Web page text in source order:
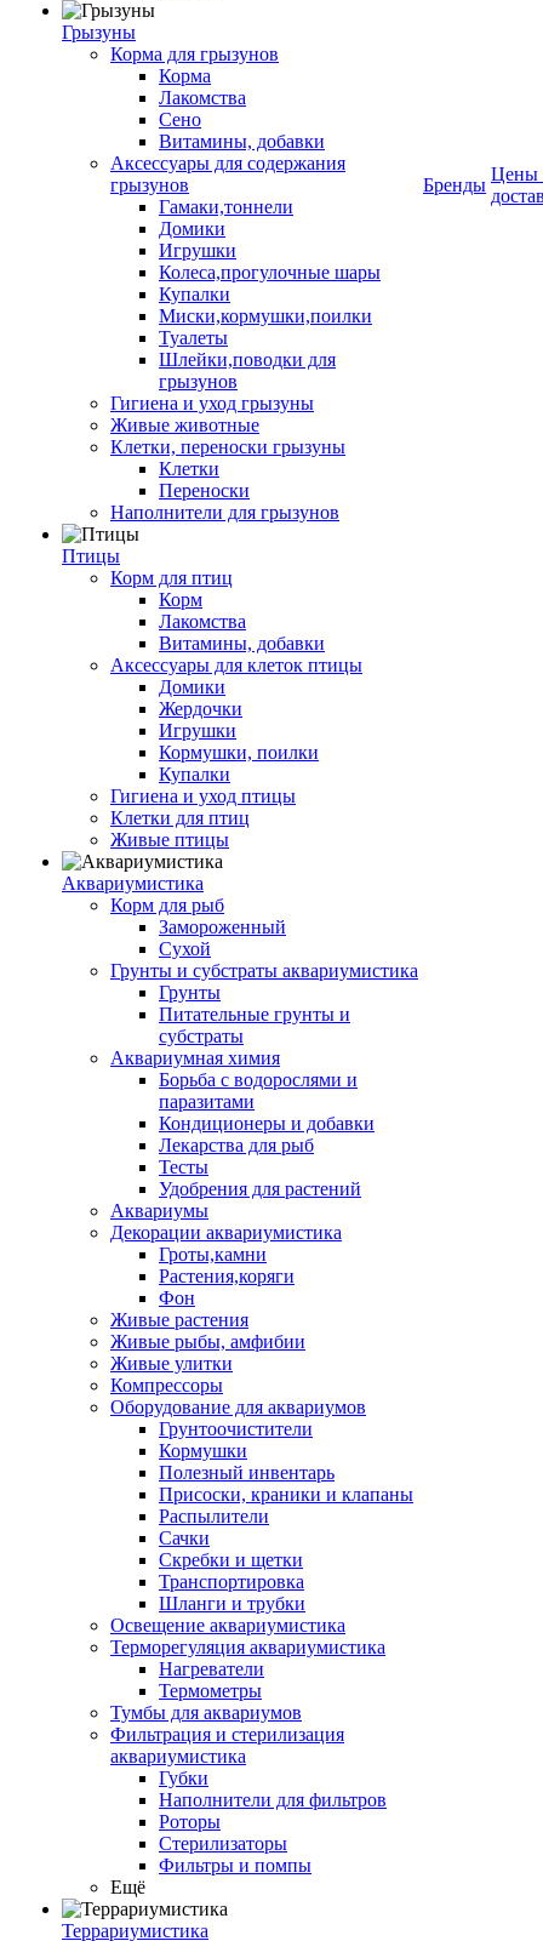
Грызуны
Корма для грызунов
Корма
Лакомства
Сено
Витамины, добавки
Аксессуары для содержания
грызунов
Гамаки,тоннели
Домики
Игрушки
Колеса,прогулочные шары
Купалки
Миски,кормушки,поилки
Туалеты
Шлейки,поводки для
грызунов
Гигиена и уход грызуны
Живые животные
Клетки, переноски грызуны
Клетки
Переноски
Наполнители для грызунов
Птицы
Корм для птиц
Корм
Лакомства
Витамины, добавки
Аксессуары для клеток птицы
Домики
Жердочки
Игрушки
Кормушки, поилки
Купалки
Гигиена и уход птицы
Клетки для птиц
Живые птицы
Аквариумистика
Корм для рыб
Замороженный
Сухой
Грунты и субстраты аквариумистика
Грунты
Питательные грунты и
субстраты
Аквариумная химия
Борьба с водорослями и
паразитами
Кондиционеры и добавки
Лекарства для рыб
Тесты
Удобрения для растений
Аквариумы
Декорации аквариумистика
Гроты,камни
Растения,коряги
Фон
Живые растения
Живые рыбы, амфибии
Живые улитки
Компрессоры
Оборудование для аквариумов
Грунтоочистители
Кормушки
Полезный инвентарь
Присоски, краники и клапаны
Распылители
Сачки
Скребки и щетки
Транспортировка
Шланги и трубки
Освещение аквариумистика
Терморегуляция аквариумистика
Нагреватели
Термометры
Тумбы для аквариумов
Фильтрация и стерилизация
аквариумистика
Губки
Наполнители для фильтров
Роторы
Стерилизаторы
Фильтры и помпы
Ещё
Террариумистика
Бренды
Цены